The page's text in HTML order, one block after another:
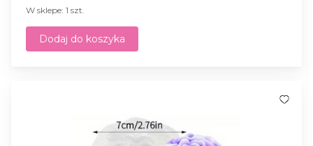
W sklepe: 1 szt.
Dodaj do koszyka